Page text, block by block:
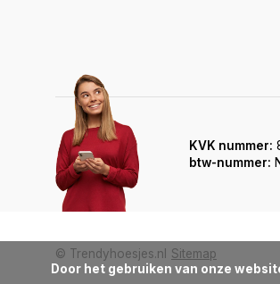
KVK nummer:
btw-nummer:
© Trendyhoesjes.nl
Sitemap
Door het gebruiken van onze